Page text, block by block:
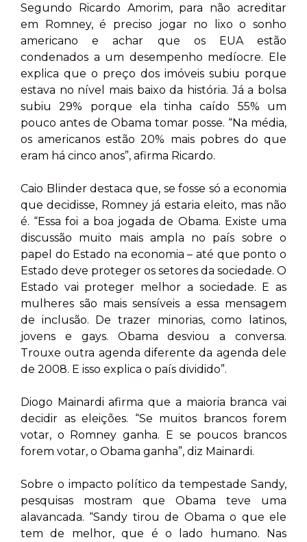
Segundo Ricardo Amorim, para não acreditar
em Romney, é preciso jogar no lixo o sonho
americano e achar que os EUA estão
condenados a um desempenho medíocre. Ele
explica que o preço dos imóveis subiu porque
estava no nível mais baixo da história. Já a bolsa
subiu 29% porque ela tinha caído 55% um
pouco antes de Obama tomar posse. “Na média,
os americanos estão 20% mais pobres do que
eram há cinco anos”, afirma Ricardo.
Caio Blinder destaca que, se fosse só a economia
que decidisse, Romney já estaria eleito, mas não
é. “Essa foi a boa jogada de Obama. Existe uma
discussão muito mais ampla no país sobre o
papel do Estado na economia – até que ponto o
Estado deve proteger os setores da sociedade. O
Estado vai proteger melhor a sociedade. E as
mulheres são mais sensíveis a essa mensagem
de inclusão. De trazer minorias, como latinos,
jovens e gays. Obama desviou a conversa.
Trouxe outra agenda diferente da agenda dele
de 2008. E isso explica o país dividido”.
Diogo Mainardi afirma que a maioria branca vai
decidir as eleições. “Se muitos brancos forem
votar, o Romney ganha. E se poucos brancos
forem votar, o Obama ganha”, diz Mainardi.
Sobre o impacto político da tempestade Sandy,
pesquisas mostram que Obama teve uma
alavancada. “Sandy tirou de Obama o que ele
tem de melhor, que é o lado humano. Nas